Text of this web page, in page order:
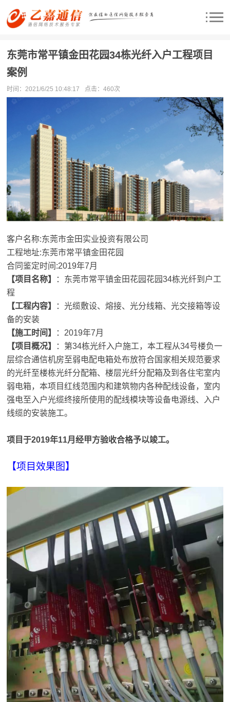
东莞市常平镇金田花园34栋光纤入户工程项目
案例
时间：2021/6/25 10:48:17 点击：460次
客户名称:东莞市金田实业投资有限公司
工程地址:东莞市常平镇金田花园
合同鉴定时间:2019年7月
【项目名称】
：东莞市常平镇金田花园花园34栋光纤到户工
程
【工程内容】
：光缆敷设、熔接、光分线箱、光交接箱等设
备的安装
【施工时间】
：2019年7月
【项目概况】
：第34栋光纤入户施工，本工程从34号楼负一
层综合通信机房至弱电配电箱处布放符合国家相关规范要求
的光纤至楼栋光纤分配箱、楼层光纤分配箱及到各住宅室内
弱电箱，本项目红线范围内和建筑物内各种配线设备，室内
强电至入户光缆终接所使用的配线模块等设备电源线、入户
线缆的安装施工。
项目于2019年11月经甲方验收合格予以竣工。
【项目效果图】